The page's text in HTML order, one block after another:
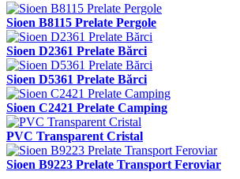
Sioen B8115 Prelate Pergole
Sioen D2361 Prelate Bărci
Sioen D5361 Prelate Bărci
Sioen C2421 Prelate Camping
PVC Transparent Cristal
Sioen B9223 Prelate Transport Feroviar